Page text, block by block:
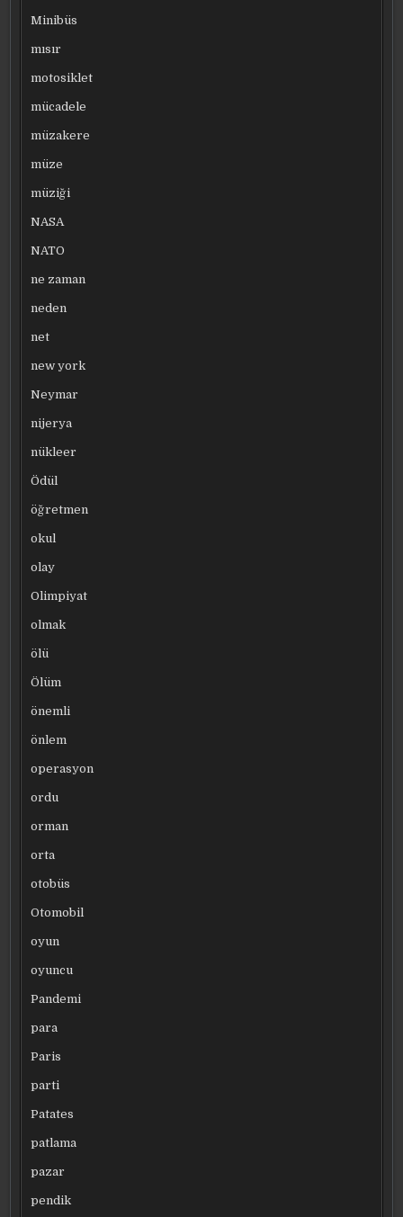
Minibüs
mısır
motosiklet
mücadele
müzakere
müze
müziği
NASA
NATO
ne zaman
neden
net
new york
Neymar
nijerya
nükleer
Ödül
öğretmen
okul
olay
Olimpiyat
olmak
ölü
Ölüm
önemli
önlem
operasyon
ordu
orman
orta
otobüs
Otomobil
oyun
oyuncu
Pandemi
para
Paris
parti
Patates
patlama
pazar
pendik